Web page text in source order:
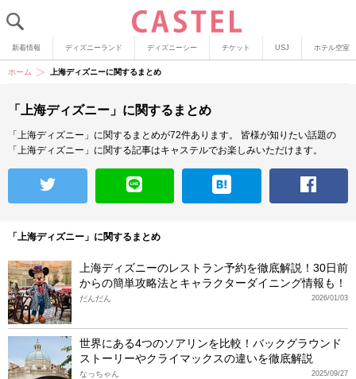
新着情報 ディズニーランド ディズニーシー チケット USJ ホテル空室
ホーム 上海ディズニーに関するまとめ
「上海ディズニー」に関するまとめ
「上海ディズニー」に関するまとめが72件あります。
皆様が知りたい話題の
「上海ディズニー」に関する記事はキャステルでお楽しみいただけます。
「上海ディズニー」に関するまとめ
上海ディズニーのレストラン予約を徹底解説！30日前
からの簡単攻略法とキャラクターダイニング情報も！
2026/01/03
だんだん
世界にある4つのソアリンを比較！バックグラウンド
ストーリーやクライマックスの違いを徹底解説
2025/09/27
なっちゃん